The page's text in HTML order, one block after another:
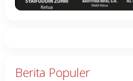
Berita Populer